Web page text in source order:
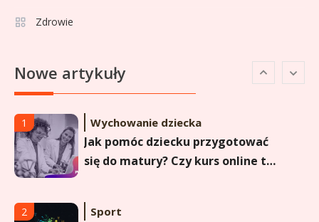
Zdrowie
Nowe artykułypozycji w Ekstraklasie i
historyczne dane
1 Wychowanie dziecka
Jak pomóc dziecku przygotować
się do matury? Czy kurs online to
maturzysty?
2 Sport